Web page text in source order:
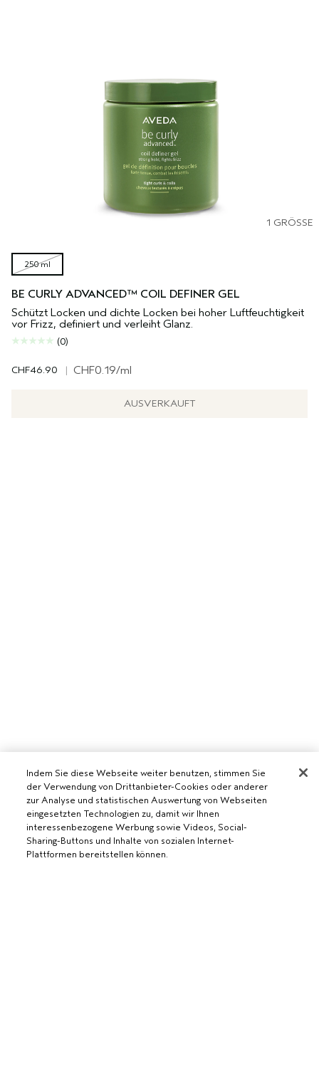
1 GRÖSSE
250 ml
BE CURLY ADVANCED™ COIL DEFINER GEL
Schützt Locken und dichte Locken bei hoher Luftfeuchtigkeit
vor Frizz, definiert und verleiht Glanz.
(0)
CHF46.90 | CHF0.19/ml
AUSVERKAUFT
AVEDA SALON WERDEN
WERDE EIN AVEDA-SALON
BENÖTIGST DU HILFE?
RUFE UNS AN +41315280239
Indem Sie diese Webseite weiter benutzen, stimmen Sie
der Verwendung von Drittanbieter-Cookies oder anderer
zur Analyse und statistischen Auswertung von Webseiten
eingesetzten Technologien zu, damit wir Ihnen
interessenbezogene Werbung sowie Videos, Social-
Sharing-Buttons und Inhalte von sozialen Internet-
Plattformen bereitstellen können.